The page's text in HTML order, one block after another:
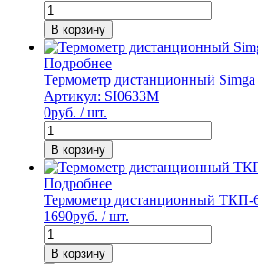
В корзину
Подробнее
Термометр дистанционный
Артикул: SI0633M
0руб. / шт.
В корзину
Подробнее
Термометр дистанционный
1690руб. / шт.
В корзину